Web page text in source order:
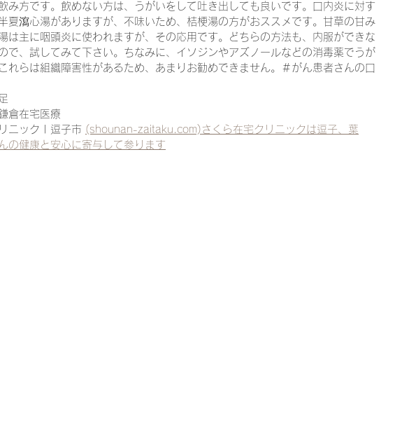
創傷ケア(スキン テア、褥瘡、下肢潰瘍)を科学する
に働く仲間の在宅医療への想い 在宅医療を科学する
の栄養療法を科学する 誤嚥性肺炎を科学する 在宅酸素療法を科学する
み方です。飲めない方は、うがいをして吐き出しても良いです。口内炎に対す
夏瀉心湯がありますが、不味いため、桔梗湯の方がおススメです。甘草の甘み
は主に咽頭炎に使われますが、その応用です。どちらの方法も、内服ができな
で、試してみて下さい。ちなみに、イソジンやアズノールなどの消毒薬でうが
れらは組織障害性があるため、あまりお勧めできません。＃がん患者さんの口
倉在宅医療
ニック | 逗子市 (shounan-zaitaku.com)さくら在宅クリニックは逗子、葉
の健康と安心に寄与して参ります